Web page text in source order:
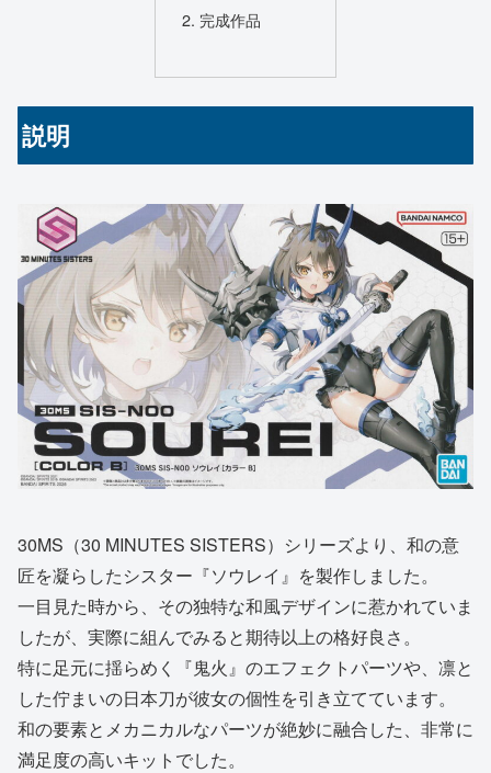
完成作品
説明
30MS（30 MINUTES SISTERS）シリーズより、和の意
匠を凝らしたシスター『ソウレイ』を製作しました。
一目見た時から、その独特な和風デザインに惹かれていま
したが、実際に組んでみると期待以上の格好良さ。
特に足元に揺らめく『鬼火』のエフェクトパーツや、凛と
した佇まいの日本刀が彼女の個性を引き立てています。
和の要素とメカニカルなパーツが絶妙に融合した、非常に
満足度の高いキットでした。